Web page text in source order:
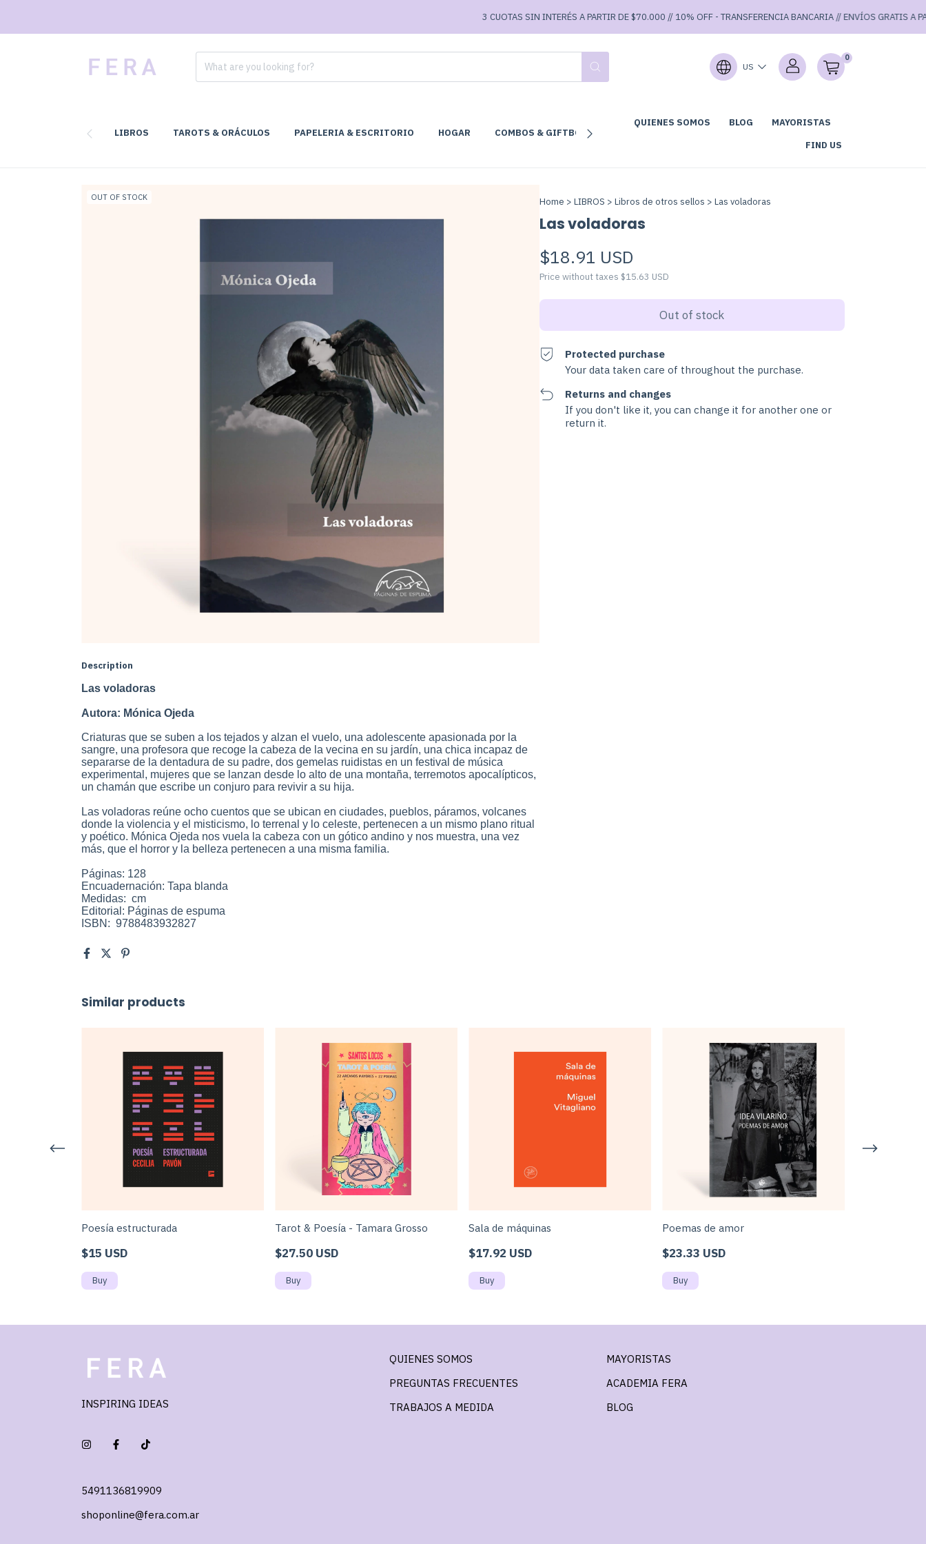
3 CUOTAS SIN INTERÉS A PARTIR DE $70.000 // 10% OFF - TRANSFERENCIA BANCARIA // ENVÍOS GRATIS A
US
0
LIBROS TAROTS & ORÁCULOS PAPELERIA & ESCRITORIO HOGAR COMBOS & GIFTBOX
QUIENES SOMOS BLOG
MAYORISTAS
FIND US
OUT OF STOCK Home > LIBROS > Libros de otros sellos > Las voladoras
Las voladoras
$18.91 USD
Price without taxes $15.63 USD
Protected purchase
Your data taken care of throughout the purchase.
Returns and changes
If you don't like it, you can change it for another one or
return it.
Description
Las voladoras
Autora: Mónica Ojeda
Criaturas que se suben a los tejados y alzan el vuelo, una adolescente apasionada por la
sangre, una profesora que recoge la cabeza de la vecina en su jardín, una chica incapaz de
separarse de la dentadura de su padre, dos gemelas ruidistas en un festival de música
experimental, mujeres que se lanzan desde lo alto de una montaña, terremotos apocalípticos,
un chamán que escribe un conjuro para revivir a su hija.
Las voladoras reúne ocho cuentos que se ubican en ciudades, pueblos, páramos, volcanes
donde la violencia y el misticismo, lo terrenal y lo celeste, pertenecen a un mismo plano ritual
y poético. Mónica Ojeda nos vuela la cabeza con un gótico andino y nos muestra, una vez
más, que el horror y la belleza pertenecen a una misma familia.
Páginas: 128
Encuadernación: Tapa blanda
Medidas: cm
Editorial: Páginas de espuma
ISBN: 9788483932827
Similar products
Poesía estructurada
$15 USD
Tarot & Poesía - Tamara Grosso
$27.50 USD
Sala de máquinas
$17.92 USD
Poemas de amor
$23.33 USD
INSPIRING IDEAS
5491136819909
shoponline@fera.com.ar
QUIENES SOMOS
PREGUNTAS FRECUENTES
TRABAJOS A MEDIDA
MAYORISTAS
ACADEMIA FERA
BLOG